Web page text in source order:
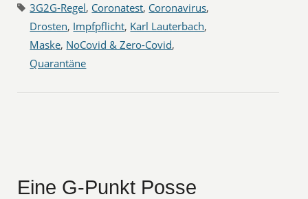
3G2G-Regel, Coronatest, Coronavirus,
Drosten, Impfpflicht, Karl Lauterbach,
Maske, NoCovid & Zero-Covid,
Quarantäne
Eine G-Punkt Posse